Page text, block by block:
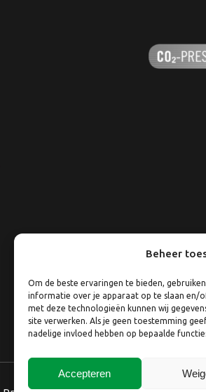
Beheer
Om de beste ervaringen te bieden,
informatie over je apparaat op te slaan en/
met deze technologieën kunnen wij
site verwerken. Als je geen toestemming
nadelige invloed hebben op bepaalde
Accepteren